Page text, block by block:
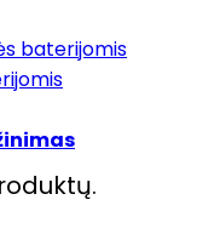
baterijomis